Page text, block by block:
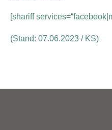
[shariff
(Stand: 07.06.2023 / KS)